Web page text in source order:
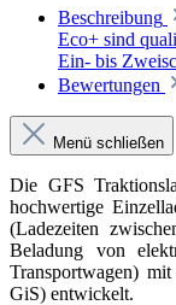
Beschreibung
Eco+ sind
Ein- bis
Bewertungen
Menü schließen
Die GFS
hochwertige
(Ladezeiten
Beladung von
Transportwagen)
GiS) entwickelt.